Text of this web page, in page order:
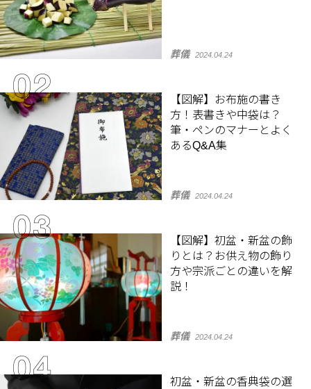
葬儀 2024.04.24
【図解】お布施の書き
方！表書きや中袋は？
筆・ペンのマナーとよく
あるQ&A集
葬儀 2024.04.24
【図解】初盆・新盆の飾
りとは？お供え物の飾り
方や宗派ごとの違いを解
説！
葬儀 2024.04.24
初盆・新盆の香典袋の選